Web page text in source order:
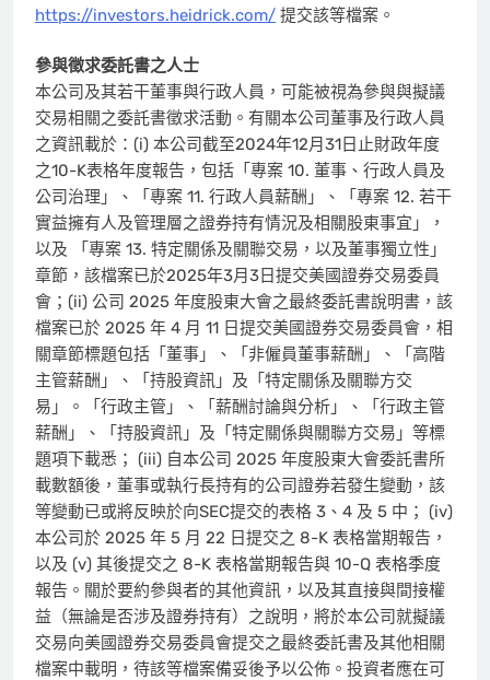
https://investors.heidrick.com/ 提交該等檔案。
參與徵求委託書之人士
本公司及其若干董事與行政人員，可能被視為參與與擬議
交易相關之委託書徵求活動。有關本公司董事及行政人員
之資訊載於：(i) 本公司截至2024年12月31日止財政年度
之10-K表格年度報告，包括「專案 10. 董事、行政人員及
公司治理」、「專案 11. 行政人員薪酬」、「專案 12. 若干
實益擁有人及管理層之證券持有情況及相關股東事宜」，
以及 「專案 13. 特定關係及關聯交易，以及董事獨立性」
章節，該檔案已於2025年3月3日提交美國證券交易委員
會；(ii) 公司 2025 年度股東大會之最終委託書說明書，該
檔案已於 2025 年 4 月 11 日提交美國證券交易委員會，相
關章節標題包括「董事」、「非僱員董事薪酬」、「高階
主管薪酬」、「持股資訊」及「特定關係及關聯方交
易」。「行政主管」、「薪酬討論與分析」、「行政主管
薪酬」、「持股資訊」及「特定關係與關聯方交易」等標
題項下載悉； (iii) 自本公司 2025 年度股東大會委託書所
載數額後，董事或執行長持有的公司證券若發生變動，該
等變動已或將反映於向SEC提交的表格 3、4 及 5 中； (iv)
本公司於 2025 年 5 月 22 日提交之 8-K 表格當期報告，
以及 (v) 其後提交之 8-K 表格當期報告與 10-Q 表格季度
報告。關於要約參與者的其他資訊，以及其直接與間接權
益（無論是否涉及證券持有）之說明，將於本公司就擬議
交易向美國證券交易委員會提交之最終委託書及其他相關
檔案中載明，待該等檔案備妥後予以公佈。投資者應在可